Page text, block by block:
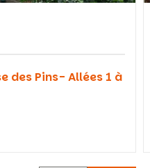
des Pins- Allées 1 à